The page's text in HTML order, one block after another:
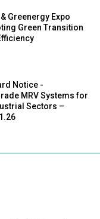
Greenergy Expo
Green Transition
Notice -
MRV Systems for
Sectors –